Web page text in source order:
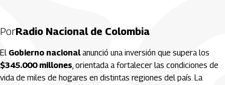
PorRadio Nacional de Colombia
El Gobierno nacionalanunció una inversión que supera los
$345.000 millones, orientada a fortalecer las condiciones de
vida de miles de hogares en distintas regiones del país. La